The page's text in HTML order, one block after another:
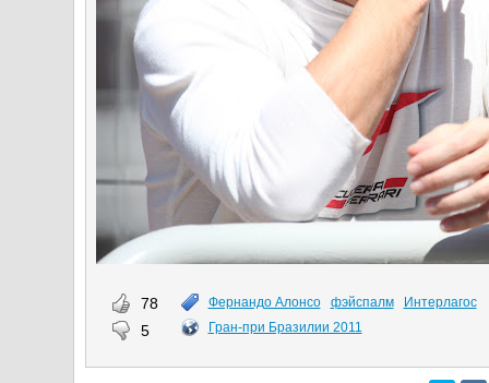
78
5
Фернандо Алонсо фэйспалм
Интерлагос
Гран-при Бразилии 2011